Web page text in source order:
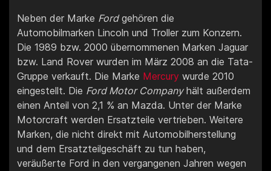
Neben der Marke Fordgehören die
Automobilmarken Lincoln und Troller zum Konzern.
Die 1989 bzw. 2000 übernommenen Marken Jaguar
bzw. Land Rover wurden im März 2008 an die Tata-
Gruppe verkauft. Die Marke Mercury wurde 2010
eingestellt. Die Ford Motor Companyhält außerdem
einen Anteil von 2,1 % an Mazda. Unter der Marke
Motorcraft werden Ersatzteile vertrieben. Weitere
Marken, die nicht direkt mit Automobilherstellung
und dem Ersatzteilgeschäft zu tun haben,
veräußerte Ford in den vergangenen Jahren wegen